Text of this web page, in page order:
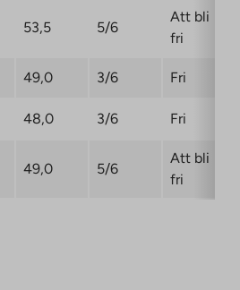
53,5 5/6
Att bli
fri
49,0 3/6 Fri
48,0 3/6 Fri
49,0 5/6
Att bli
fri